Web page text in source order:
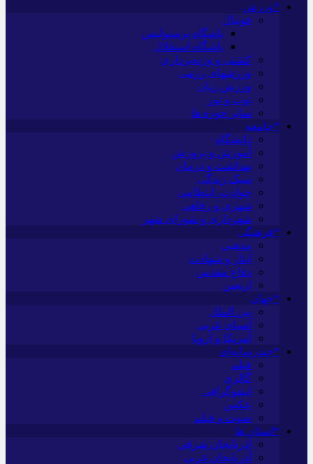
*ورزش
فوتبال
باشگاه پرسپولیس
باشگاه استقلال
کشتی و وزنه‌برداری
ورزشهای رزمی
ورزش زنان
توپ و تور
سایر حوزه ها
*جامعه
دانشگاه
آموزش و پرورش
بهداشت و درمان
سبک زندگی
حوادث، انتظامی
شهری و رفاهی
شهرداری و شورای شهر
*فرهنگی
مذهبی
ایثار و شهادت
دفاع مقدس
اربعین
*جهان
بین الملل
آسیای غربی
آمریکا و اروپا
*چندرسانه‌ای
فیلم
گالری
اینفوگرافی
عکس
صوت و فیلم
*استان ها
آذربایجان شرقی
آذربایجان غربی